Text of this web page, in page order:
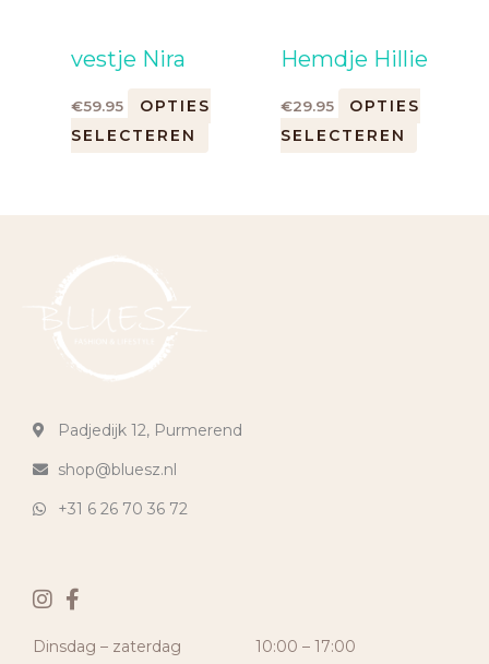
vestje Nira
€59.95
OPTIES
SELECTEREN
Hemdje Hillie
€29.95
OPTIES
SELECTEREN
Padjedijk 12, Purmerend
shop@bluesz.nl
+31 6 26 70 36 72
Dinsdag – zaterdag
10:00 – 17:00